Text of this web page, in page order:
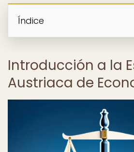
Índice
Introducción a la
Austriaca de